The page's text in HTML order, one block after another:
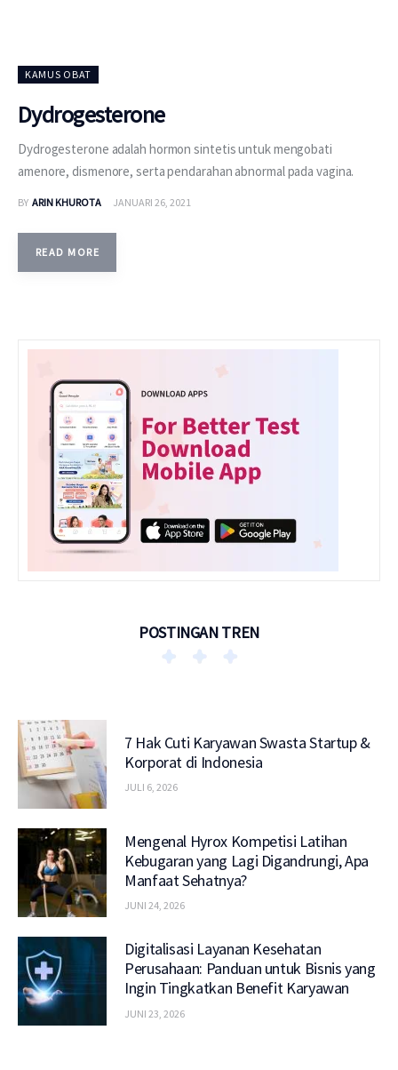
KAMUS OBAT
Dydrogesterone
Dydrogesterone adalah hormon sintetis untuk mengobati
amenore, dismenore, serta pendarahan abnormal pada vagina.
BY ARIN KHUROTA JANUARI 26, 2021
READ MORE
POSTINGAN TREN
7 Hak Cuti Karyawan Swasta Startup &
Korporat di Indonesia
JULI 6, 2026
Mengenal Hyrox Kompetisi Latihan
Kebugaran yang Lagi Digandrungi, Apa
Manfaat Sehatnya?
JUNI 24, 2026
Digitalisasi Layanan Kesehatan
Perusahaan: Panduan untuk Bisnis yang
Ingin Tingkatkan Benefit Karyawan
JUNI 23, 2026